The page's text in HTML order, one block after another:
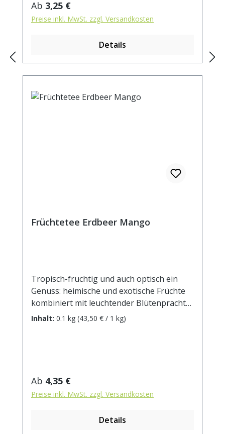
Regulärer Preis:
Ab 3,25 €
Preise inkl. MwSt. zzgl. Versandkosten
Details
Früchtetee Erdbeer Mango
Tropisch-fruchtig und auch optisch ein
Genuss: heimische und exotische Früchte
kombiniert mit leuchtender Blütenpracht
lassen eine ganz besondere süß-herbe
Aroma, gefr.-getr. Himbeerstücke, gefr.-
getr. Erdbeerstücke, Sonnenblumenblüten,
Kornblumenblüten. Zubereitung: ca. 20g
Ziehzeit: max.10 min. Durchschnittliche
Inhalt: 0.1 kg (43,50 € / 1 kg)
Regulärer Preis:
Ab 4,35 €
Preise inkl. MwSt. zzgl. Versandkosten
Details